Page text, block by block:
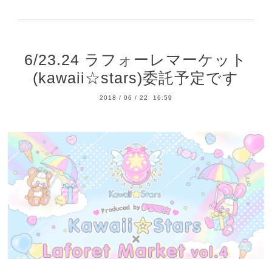
6/23.24 ラフォーレマーケット
(kawaii☆stars)委託予定です
2018 / 06 / 22 16:59